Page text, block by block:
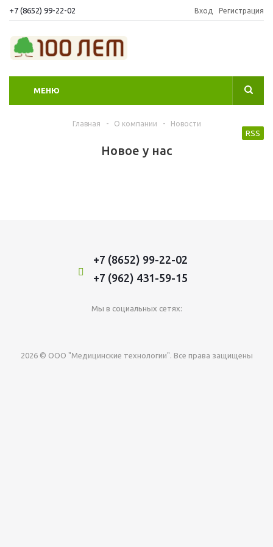
+7 (8652) 99-22-02 Вход Регистрация
МЕНЮ
Главная - О компании - Новости
Новое у нас
RSS
+7 (8652) 99-22-02
+7 (962) 431-59-15
Мы в социальных сетях:
2026 © ООО "Медицинские технологии". Все права защищены